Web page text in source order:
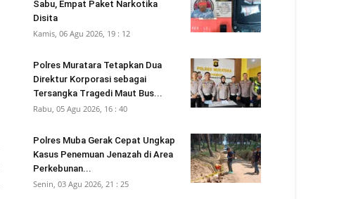
Sabu, Empat Paket Narkotika
Disita
Kamis, 06 Agu 2026, 19 : 12
Polres Muratara Tetapkan Dua
Direktur Korporasi sebagai
Tersangka Tragedi Maut Bus...
Rabu, 05 Agu 2026, 16 : 40
Polres Muba Gerak Cepat Ungkap
Kasus Penemuan Jenazah di Area
Perkebunan...
Senin, 03 Agu 2026, 21 : 25